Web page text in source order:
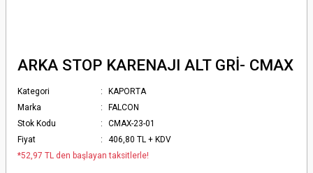
ARKA STOP KARENAJI ALT GRİ- CMAX
Kategori
KAPORTA
Marka
FALCON
Stok Kodu
CMAX-23-01
Fiyat
406,80 TL + KDV
*52,97 TL den başlayan taksitlerle!